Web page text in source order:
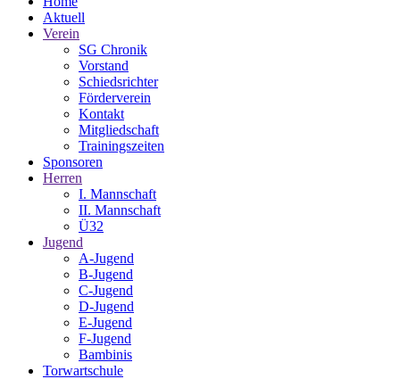
Aktuell
Verein
SG Chronik
Vorstand
Schiedsrichter
Förderverein
Kontakt
Mitgliedschaft
Trainingszeiten
Sponsoren
Herren
I. Mannschaft
II. Mannschaft
Ü32
Jugend
A-Jugend
B-Jugend
C-Jugend
D-Jugend
E-Jugend
F-Jugend
Bambinis
Torwartschule